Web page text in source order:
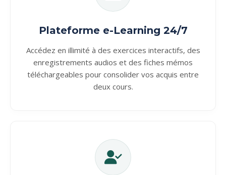
Plateforme e-Learning 24/7
Accédez en illimité à des exercices interactifs, des
enregistrements audios et des fiches mémos
téléchargeables pour consolider vos acquis entre
deux cours.